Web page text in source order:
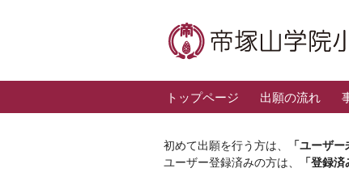
トップページ 出願の流れ
初めて出願を行う方は、 「ユーザ
ユーザー登録済みの方は、
「登録済